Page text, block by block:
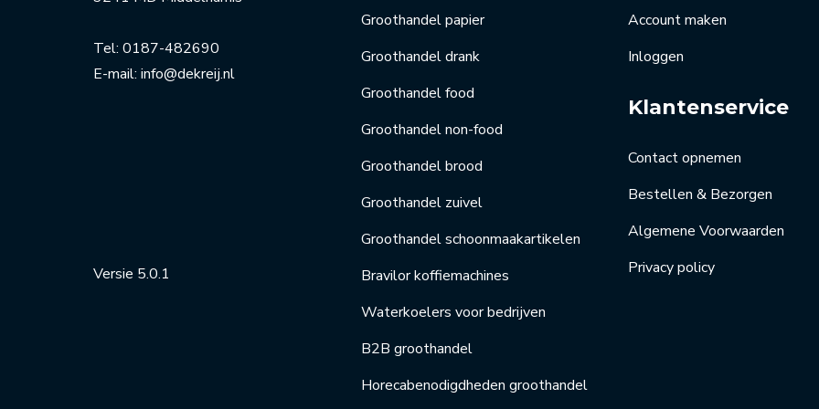
Tel: 0187-482690
E-mail: info@dekreij.nl
Versie 5.0.1
Groothandel papier
Groothandel drank
Groothandel food
Groothandel non-food
Groothandel brood
Groothandel zuivel
Groothandel schoonmaakartikelen
Bravilor koffiemachines
Waterkoelers voor bedrijven
B2B groothandel
Horecabenodigdheden groothandel
Account maken
Inloggen
Klantenservice
Contact opnemen
Bestellen & Bezorgen
Algemene Voorwaarden
Privacy policy